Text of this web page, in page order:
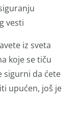
vesti
iz sveta
koje se tiču
sigurni da ćete
upućen, još je